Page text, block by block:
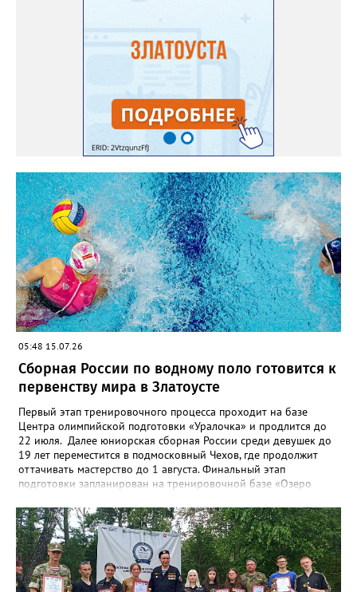
05:48 15.07.26
Сборная России по водному поло готовится к
первенству мира в Златоусте
Первый этап тренировочного процесса проходит на базе
Центра олимпийской подготовки «Уралочка» и продлится до
22 июля. Далее юниорская сборная России среди девушек до
19 лет переместится в подмосковный Чехов, где продолжит
оттачивать мастерство до 1 августа. Финальный этап
подготовки запланирован на тренировочной базе «Озеро
испанском городе Пуэрто-де-ла-Крус. Национальную сборную
на этом турнире возглавит тренер златоустовской «Уралочки»
Дмитрий Андреев.